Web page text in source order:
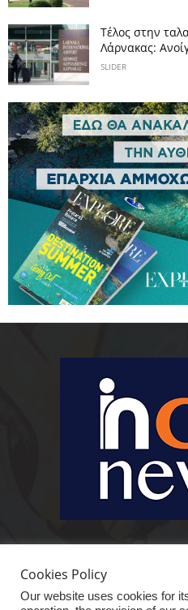
Tέλος στην
Λάρνακας:
SLIDER
είστε πραγματικά in
Cookies Policy
Our website uses cookies for